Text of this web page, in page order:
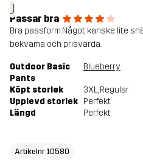
J
Passar bra
Bra passform.Något kanske lite
bekväma och prisvärda.
Outdoor Basic
Pants
Blueberry
Köpt storlek 3XL, Regular
Upplevd storlek Perfekt
Längd
Perfekt
Artikelnr 10580